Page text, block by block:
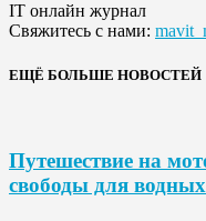
IT онлайн журнал
Свяжитесь с нами:
ЕЩЁ БОЛЬШЕ НОВОСТЕЙ
Путешествие на
свободы для